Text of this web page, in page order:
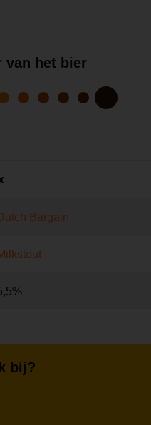
van het bier
Bargain
bij?